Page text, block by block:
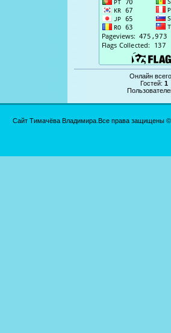
Онлайн
Гостей:1
Сайт Тимачёва Владимира.Все права защищены ©